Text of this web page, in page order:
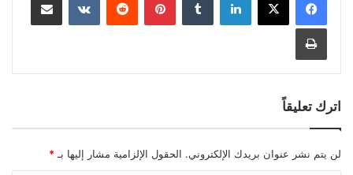
طباعة
اترك تعليقاً
لن يتم نشر عنوان بريدك الإلكتروني. الحقول الإلزامية مشار إليها بـ *